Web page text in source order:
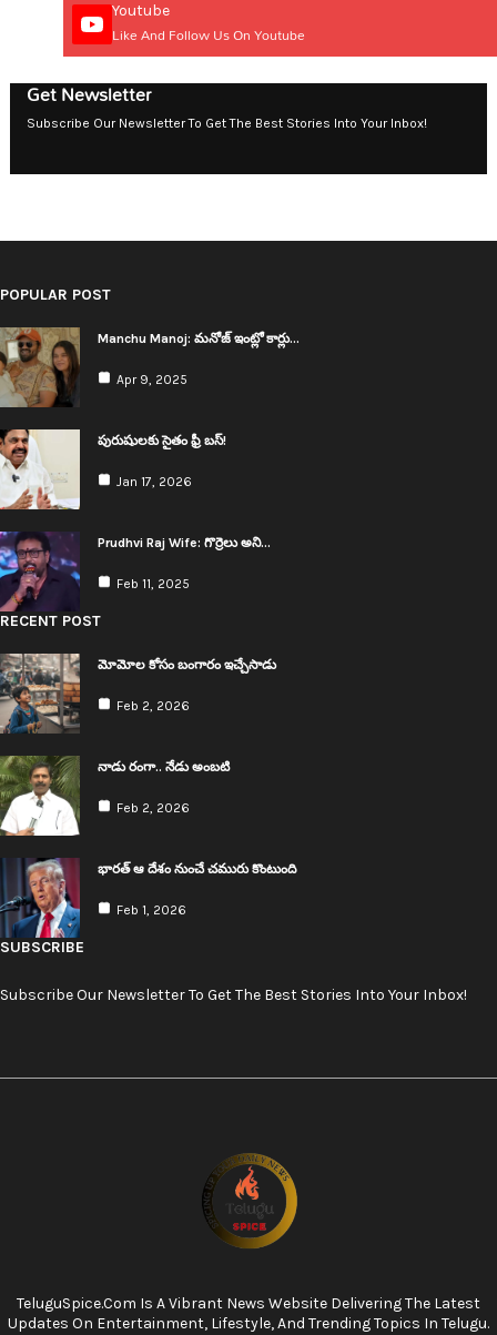
Youtube
Like And Follow Us On Youtube
Get Newsletter
Subscribe Our Newsletter To Get The Best Stories Into Your Inbox!
POPULAR POST
Manchu Manoj: మ‌నోజ్ ఇంట్లో కార్లు…
Apr 9, 2025
పురుషులకు సైతం ఫ్రీ బస్!
Jan 17, 2026
Prudhvi Raj Wife: గొర్రెలు అని…
Feb 11, 2025
RECENT POST
మోమోల కోసం బంగారం ఇచ్చేసాడు
Feb 2, 2026
నాడు రంగా.. నేడు అంబ‌టి
Feb 2, 2026
భార‌త్ ఆ దేశం నుంచే చ‌మురు కొంటుంది
Feb 1, 2026
SUBSCRIBE
Subscribe Our Newsletter To Get The Best Stories Into Your Inbox!
TeluguSpice.com Is A Vibrant News Website Delivering The Latest
Updates On Entertainment, Lifestyle, And Trending Topics In Telugu.